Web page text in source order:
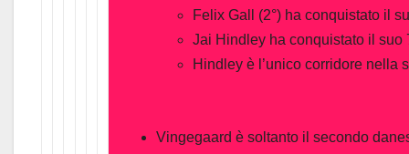
Felix Gall (2°) ha conquistato il
Jai Hindley ha conquistato il suo
Hindley è l’unico corridore nella
Vingegaard è soltanto il secondo